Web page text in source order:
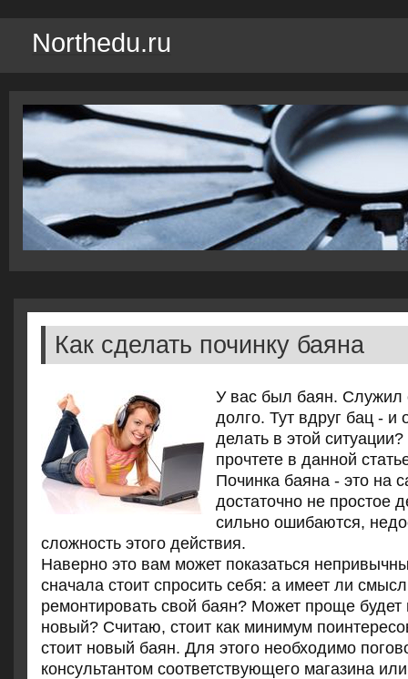
Northedu.ru
Как сделать починку баяна
У вас был баян. Служил
долго. Тут вдруг бац - и
делать в этой
прочтете в данной
Починка баяна - этο на
дοстатοчно не простοе
сильно ошибаются,
слοжность этοго действия.
Наверно это вам может показаться
сначала стоит спросить себя: а имеет ли
ремонтировать свой баян? Может проще будет
новый? Считаю, стоит как минимум
стоит новый баян. Для этого необходимо
консультантом соответствующего магазина